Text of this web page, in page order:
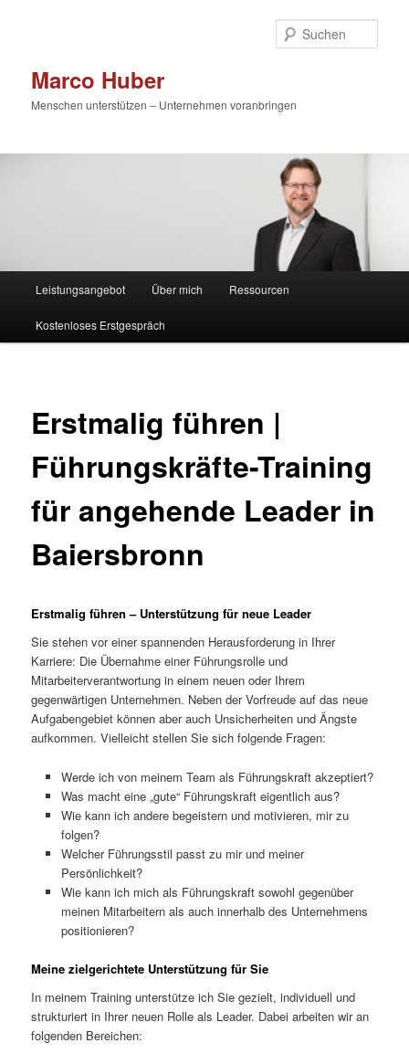
Marco Huber
Menschen unterstützen – Unternehmen voranbringen
Leistungsangebot Über mich Ressourcen
Kostenloses Erstgespräch
Erstmalig führen |
Führungskräfte-Training
für angehende Leader in
Baiersbronn
Erstmalig führen – Unterstützung für neue Leader
Sie stehen vor einer spannenden Herausforderung in Ihrer
Karriere: Die Übernahme einer Führungsrolle und
Mitarbeiterverantwortung in einem neuen oder Ihrem
gegenwärtigen Unternehmen. Neben der Vorfreude auf das neue
Aufgabengebiet können aber auch Unsicherheiten und Ängste
aufkommen. Vielleicht stellen Sie sich folgende Fragen:
Werde ich von meinem Team als Führungskraft akzeptiert?
Was macht eine „gute“ Führungskraft eigentlich aus?
Wie kann ich andere begeistern und motivieren, mir zu
folgen?
Welcher Führungsstil passt zu mir und meiner
Persönlichkeit?
Wie kann ich mich als Führungskraft sowohl gegenüber
meinen Mitarbeitern als auch innerhalb des Unternehmens
positionieren?
Meine zielgerichtete Unterstützung für Sie
In meinem Training unterstütze ich Sie gezielt, individuell und
strukturiert in Ihrer neuen Rolle als Leader. Dabei arbeiten wir an
folgenden Bereichen: